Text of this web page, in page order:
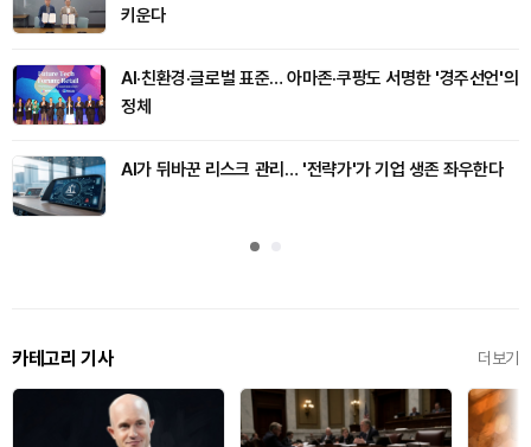
키운다
AI·친환경·글로벌 표준… 아마존·쿠팡도 서명한 '경주선언'의
정체
AI가 뒤바꾼 리스크 관리… '전략가'가 기업 생존 좌우한다
카테고리 기사 더보기